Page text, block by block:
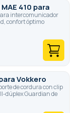
410 para
intercomunicador
confort óptimo
Vokkero
de cordura con clip
dúplex Guardian de